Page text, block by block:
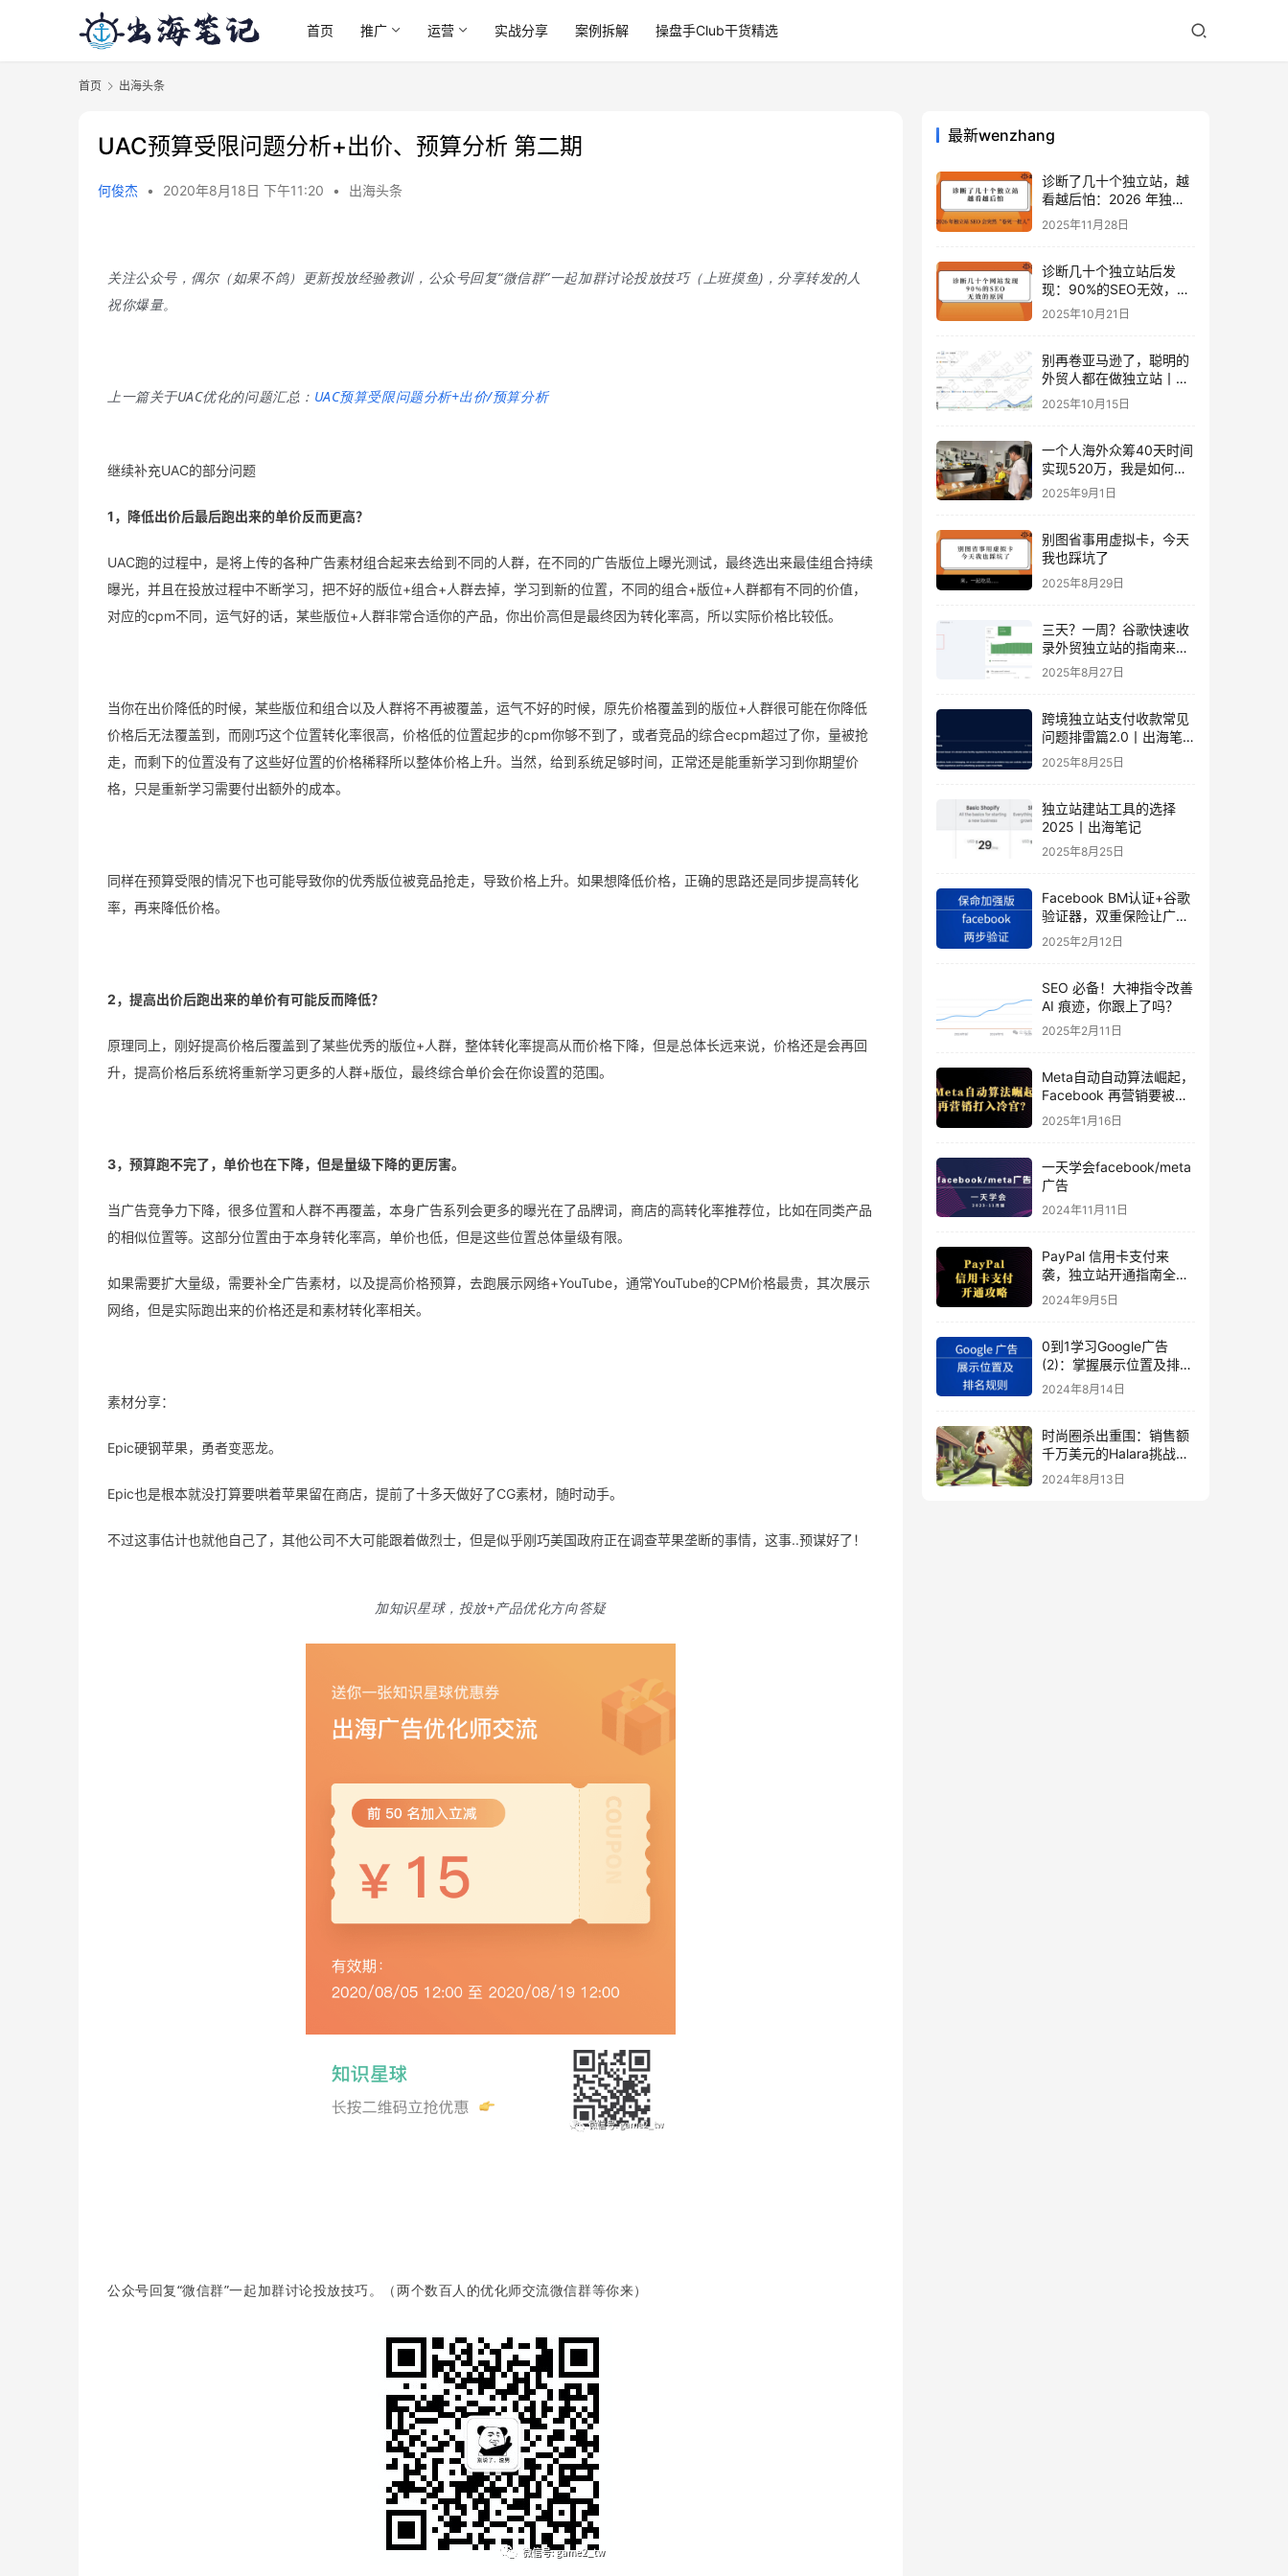
首页 推广 运营 实战分享 案例拆解 操盘手Club干货精选
首页 出海头条
UAC预算受限问题分析+出价、预算分析 第二期
何俊杰 • 2020年8月18日 下午11:20 • 出海头条
关注公众号，偶尔（如果不鸽）更新投放经验教训，公众号回复“微信群”一起加群讨论投放技巧（上班摸鱼)，分享转发的人
祝你爆量。
上一篇关于UAC优化的问题汇总： UAC预算受限问题分析+出价/预算分析
继续补充UAC的部分问题
1，降低出价后最后跑出来的单价反而更高？
UAC跑的过程中，是将上传的各种广告素材组合起来去给到不同的人群，在不同的广告版位上曝光测试，最终选出来最佳组合持续
曝光，并且在投放过程中不断学习，把不好的版位+组合+人群去掉，学习到新的位置，不同的组合+版位+人群都有不同的价值，
对应的cpm不同，运气好的话，某些版位+人群非常合适你的产品，你出价高但是最终因为转化率高，所以实际价格比较低。
当你在出价降低的时候，某些版位和组合以及人群将不再被覆盖，运气不好的时候，原先价格覆盖到的版位+人群很可能在你降低
价格后无法覆盖到，而刚巧这个位置转化率很高，价格低的位置起步的cpm你够不到了，或者竞品的综合ecpm超过了你，量被抢
走，而剩下的位置没有了这些好位置的价格稀释所以整体价格上升。当然，给到系统足够时间，正常还是能重新学习到你期望价
格，只是重新学习需要付出额外的成本。
同样在预算受限的情况下也可能导致你的优秀版位被竞品抢走，导致价格上升。如果想降低价格，正确的思路还是同步提高转化
率，再来降低价格。
2，提高出价后跑出来的单价有可能反而降低？
原理同上，刚好提高价格后覆盖到了某些优秀的版位+人群，整体转化率提高从而价格下降，但是总体长远来说，价格还是会再回
升，提高价格后系统将重新学习更多的人群+版位，最终综合单价会在你设置的范围。
3，预算跑不完了，单价也在下降，但是量级下降的更厉害。
当广告竞争力下降，很多位置和人群不再覆盖，本身广告系列会更多的曝光在了品牌词，商店的高转化率推荐位，比如在同类产品
的相似位置等。这部分位置由于本身转化率高，单价也低，但是这些位置总体量级有限。
如果需要扩大量级，需要补全广告素材，以及提高价格预算，去跑展示网络+YouTube，通常YouTube的CPM价格最贵，其次展示
网络，但是实际跑出来的价格还是和素材转化率相关。
素材分享：
Epic硬钢苹果，勇者变恶龙。
Epic也是根本就没打算要哄着苹果留在商店，提前了十多天做好了CG素材，随时动手。
不过这事估计也就他自己了，其他公司不大可能跟着做烈士，但是似乎刚巧美国政府正在调查苹果垄断的事情，这事..预谋好了！
加知识星球，投放+产品优化方向答疑
公众号回复“微信群”一起加群讨论投放技巧。（两个数百人的优化师交流微信群等你来）
最新wenzhang
诊断了几十个独立站，越
看越后怕：2026 年独立
站 SEO 可能会突然“卷死
一批人”？
2025年11月28日
诊断几十个独立站后发
现：90%的SEO无效，是
因为忽略了这关键一步
2025年10月21日
别再卷亚马逊了，聪明的
外贸人都在做独立站丨出
海笔记
2025年10月15日
一个人海外众筹40天时间
实现520万，我是如何做
到的？丨出海笔记
2025年9月1日
别图省事用虚拟卡，今天
我也踩坑了
2025年8月29日
三天？一周？谷歌快速收
录外贸独立站的指南来
了！丨出海笔记
2025年8月27日
跨境独立站支付收款常见
问题排雷篇2.0丨出海笔
记
2025年8月25日
独立站建站工具的选择
2025丨出海笔记
2025年8月25日
Facebook BM认证+谷歌
验证器，双重保险让广告
投手账号稳如泰山
2025年2月12日
SEO 必备！大神指令改善
AI 痕迹，你跟上了吗？
2025年2月11日
Meta自动自动算法崛起，
Facebook 再营销要被打
入冷宫？
2025年1月16日
一天学会facebook/meta
广告
2024年11月11日
PayPal 信用卡支付来
袭，独立站开通指南全揭
秘
2024年9月5日
0到1学习Google广告
(2)：掌握展示位置及排名
规则
2024年8月14日
时尚圈杀出重围：销售额
千万美元的Halara挑战
SHEIN成新时尚巨头
（上）
2024年8月13日